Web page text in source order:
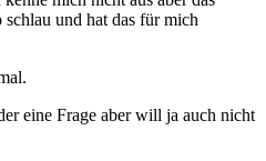
und hat das für mich
eine Frage aber will ja auch nicht